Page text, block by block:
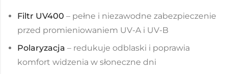
Filtr UV400 – pełne i niezawodne zabezpieczenie
przed promieniowaniem UV-A i UV-B
Polaryzacja – redukuje odblaski i poprawia
komfort widzenia w słoneczne dni